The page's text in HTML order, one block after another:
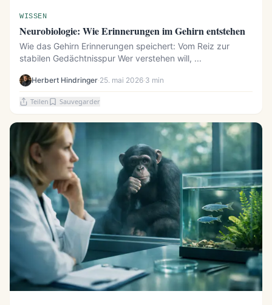
WISSEN
Neurobiologie: Wie Erinnerungen im Gehirn entstehen
Wie das Gehirn Erinnerungen speichert: Vom Reiz zur
stabilen Gedächtnisspur Wer verstehen will, ...
Herbert Hindringer·25. mai 2026·3 min
Teilen Sauvegarder